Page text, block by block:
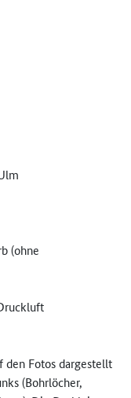
(ohne
den Fotos dargestellt
(Bohrlöcher,